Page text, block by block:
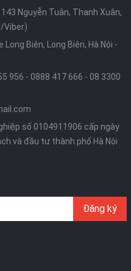
Nguyễn Tuân, Thanh Xuân,
Viber)
Biên, Long Biên, Hà Nội -
956 - 0888 417 666 - 08 3300
số 0104911906 cấp ngày
và đầu tư thành phố Hà Nội
Đăng ký